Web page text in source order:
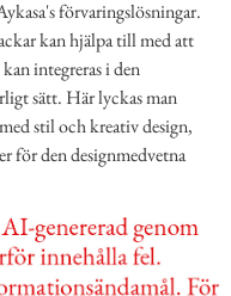
förvaringslösningar.
kan hjälpa till med att
integreras i den
sätt. Här lyckas man
stil och kreativ design,
för den designmedvetna